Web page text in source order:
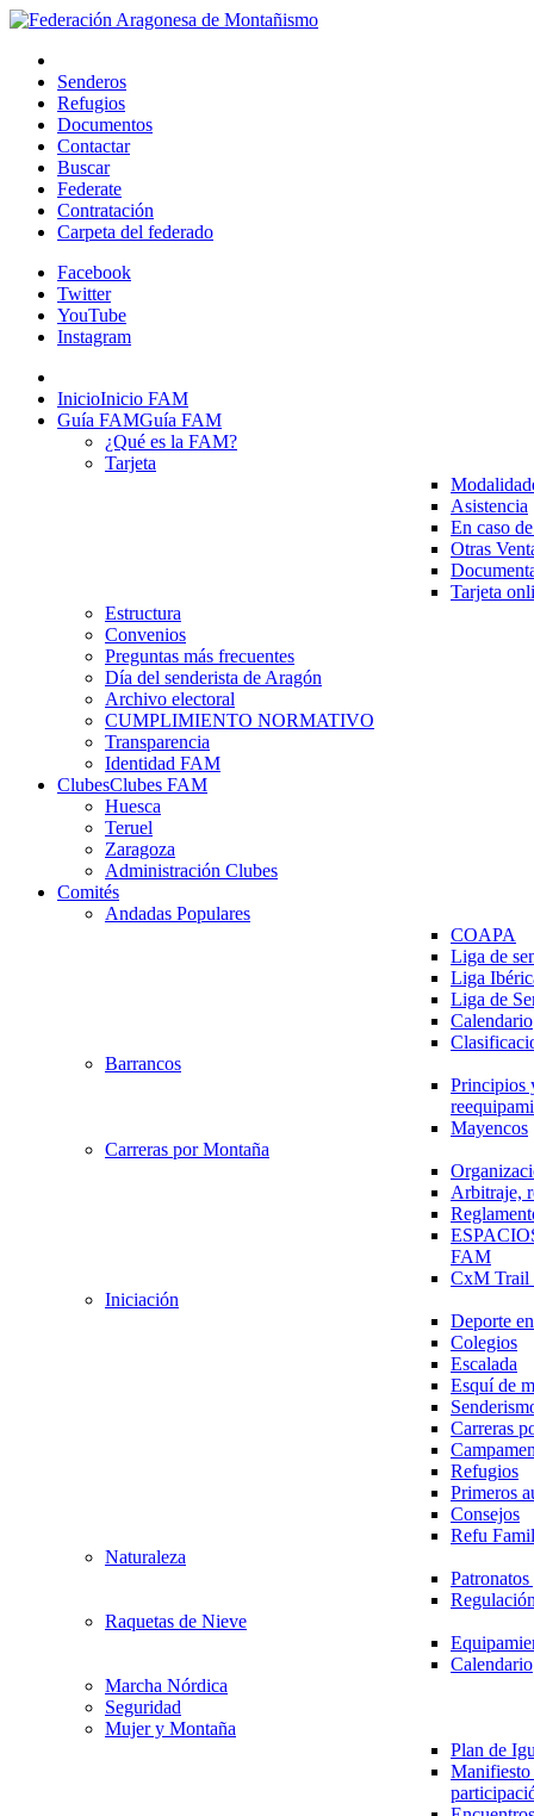
Senderos
Refugios
Documentos
Contactar
Buscar
Federate
Contratación
Carpeta del federado
Facebook
Twitter
YouTube
Instagram
InicioInicio FAM
Guía FAMGuía FAM
¿Qué es la FAM?
Tarjeta
Asistencia
En caso
Otras
Tarjeta
Estructura
Convenios
Preguntas más frecuentes
Día del senderista de Aragón
Archivo electoral
CUMPLIMIENTO NORMATIVO
Transparencia
Identidad FAM
ClubesClubes FAM
Huesca
Teruel
Zaragoza
Administración Clubes
Comités
Andadas Populares
COAPA
Liga de
Liga
Liga de
Calendario
Barrancos
Principios
Mayencos
Carreras por Montaña
Arbitraje,
FAM
CxM
Iniciación
Deporte
Colegios
Escalada
Esquí de
Carreras
Refugios
Primeros
Consejos
Refu
Naturaleza
Raquetas de Nieve
Calendario
Marcha Nórdica
Seguridad
Mujer y Montaña
Plan de